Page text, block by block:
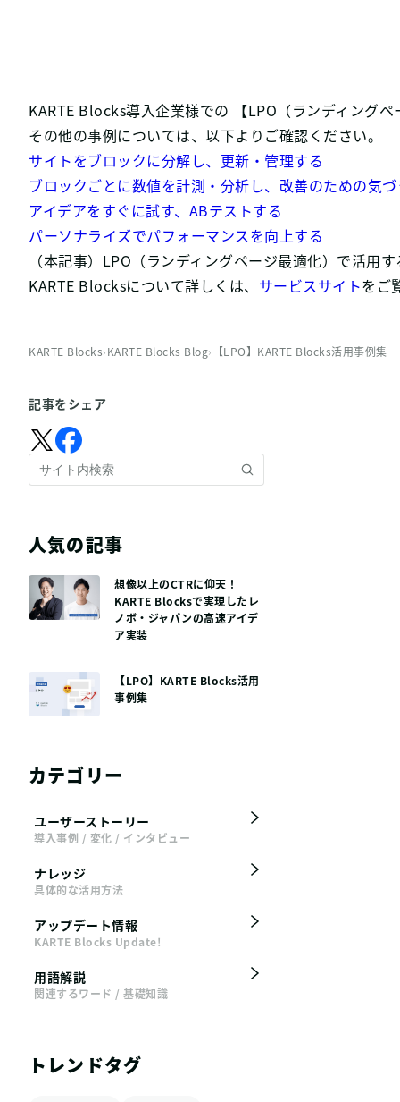
KARTE Blocks導入企業様での 【LPO（ランディング
その他の事例については、以下よりご確認ください。
サイトをブロックに分解し、更新・管理する
ブロックごとに数値を計測・分析し、改善のための気
アイデアをすぐに試す、ABテストする
パーソナライズでパフォーマンスを向上する
（本記事）LPO（ランディングページ最適化）で活用す
KARTE Blocksについて詳しくは、 サービスサイトをご
KARTE Blocks›KARTE Blocks Blog› 【LPO】KARTE Blocks活用事例集
記事をシェア
人気の記事
想像以上のCTRに仰天！
KARTE Blocksで実現したレ
ノボ・ジャパンの高速アイデ
ア実装
【LPO】KARTE Blocks活用
事例集
カテゴリー
ユーザーストーリー
導入事例 / 変化 / インタビュー
ナレッジ
具体的な活用方法
アップデート情報
KARTE Blocks Update!
用語解説
関連するワード / 基礎知識
トレンドタグ